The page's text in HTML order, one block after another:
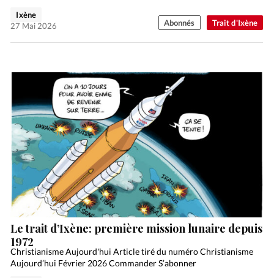
Trait d'Ixène
Ixène
27 Mai 2026
Abonnés
Le trait d’Ixène: première mission lunaire depuis
1972
Christianisme Aujourd'hui Article tiré du numéro Christianisme
Aujourd’hui Février 2026 Commander S’abonner